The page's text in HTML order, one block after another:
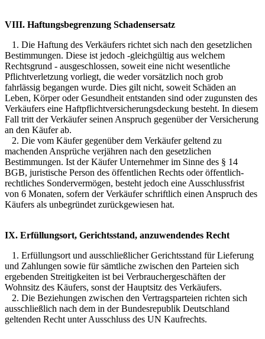
VIII. Haftungsbegrenzung Schadensersatz
1. Die Haftung des Verkäufers richtet sich nach den gesetzlichen
Bestimmungen. Diese ist jedoch -gleichgültig aus welchem
Rechtsgrund - ausgeschlossen, soweit eine nicht wesentliche
Pflichtverletzung vorliegt, die weder vorsätzlich noch grob
fahrlässig begangen wurde. Dies gilt nicht, soweit Schäden an
Leben, Körper oder Gesundheit entstanden sind oder zugunsten des
Verkäufers eine Haftpflichtversicherungsdeckung besteht. In diesem
Fall tritt der Verkäufer seinen Anspruch gegenüber der Versicherung
an den Käufer ab.
2. Die vom Käufer gegenüber dem Verkäufer geltend zu
machenden Ansprüche verjähren nach den gesetzlichen
Bestimmungen. Ist der Käufer Unternehmer im Sinne des § 14
BGB, juristische Person des öffentlichen Rechts oder öffentlich-
rechtliches Sondervermögen, besteht jedoch eine Ausschlussfrist
von 6 Monaten, sofern der Verkäufer schriftlich einen Anspruch des
Käufers als unbegründet zurückgewiesen hat.
IX. Erfüllungsort, Gerichtsstand, anzuwendendes Recht
1. Erfüllungsort und ausschließlicher Gerichtsstand für Lieferung
und Zahlungen sowie für sämtliche zwischen den Parteien sich
ergebenden Streitigkeiten ist bei Verbrauchergeschäften der
Wohnsitz des Käufers, sonst der Hauptsitz des Verkäufers.
2. Die Beziehungen zwischen den Vertragsparteien richten sich
ausschließlich nach dem in der Bundesrepublik Deutschland
geltenden Recht unter Ausschluss des UN Kaufrechts.